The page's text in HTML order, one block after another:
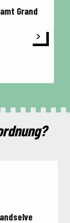
Grand